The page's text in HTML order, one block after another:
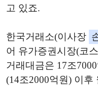
고 있죠.
한국거래소(이사장
어 유가증권시장(코
거래대금은 17조
(14조2000억원) 이후